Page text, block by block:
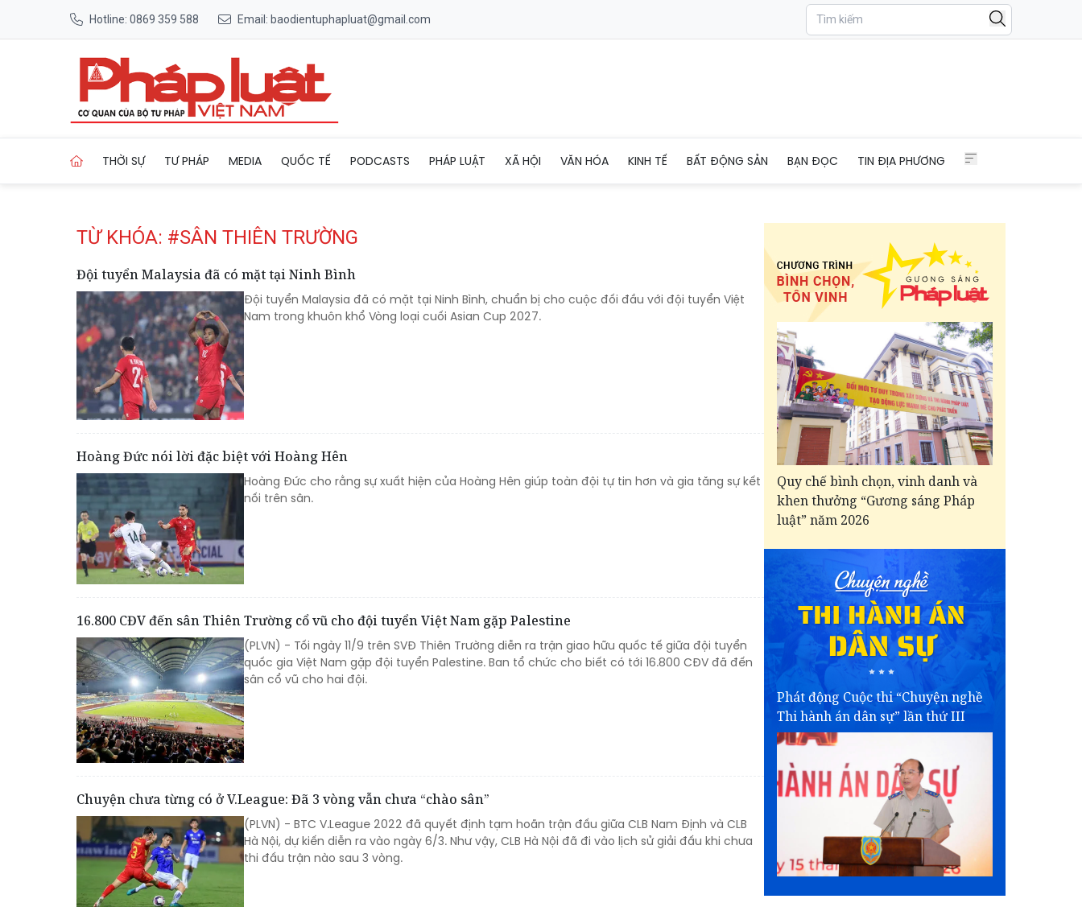
Hotline: 0869 359 588 Email: baodientuphapluat@gmail.com
THỜI SỰ TƯ PHÁP MEDIA QUỐC TẾ PODCASTS PHÁP LUẬT XÃ HỘI VĂN HÓA KINH TẾ BẤT ĐỘNG SẢN BẠN ĐỌC TIN ĐỊA PHƯƠNG
TỪ KHÓA: #SÂN THIÊN TRƯỜNG
Đội tuyển Malaysia đã có mặt tại Ninh Bình
Đội tuyển Malaysia đã có mặt tại Ninh Bình, chuẩn bị cho cuộc đối đầu với đội tuyển Việt
Nam trong khuôn khổ Vòng loại cuối Asian Cup 2027.
Hoàng Đức nói lời đặc biệt với Hoàng Hên
Hoàng Đức cho rằng sự xuất hiện của Hoàng Hên giúp toàn đội tự tin hơn và gia tăng sự kết
nối trên sân.
16.800 CĐV đến sân Thiên Trường cổ vũ cho đội tuyển Việt Nam gặp Palestine
(PLVN) - Tối ngày 11/9 trên SVĐ Thiên Trường diễn ra trận giao hữu quốc tế giữa đội tuyển
quốc gia Việt Nam gặp đội tuyển Palestine. Ban tổ chức cho biết có tới 16.800 CĐV đã đến
sân cổ vũ cho hai đội.
Chuyện chưa từng có ở V.League: Đã 3 vòng vẫn chưa “chào sân”
(PLVN) - BTC V.League 2022 đã quyết định tạm hoãn trận đấu giữa CLB Nam Định và CLB
Hà Nội, dự kiến diễn ra vào ngày 6/3. Như vậy, CLB Hà Nội đã đi vào lịch sử giải đấu khi chưa
thi đấu trận nào sau 3 vòng.
Quy chế bình chọn, vinh danh và
khen thưởng “Gương sáng Pháp
luật” năm 2026
Phát động Cuộc thi “Chuyện nghề
Thi hành án dân sự” lần thứ III